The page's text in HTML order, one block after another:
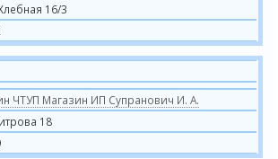
16/3
ЧТУП Магазин ИП Супранович И. А.
18